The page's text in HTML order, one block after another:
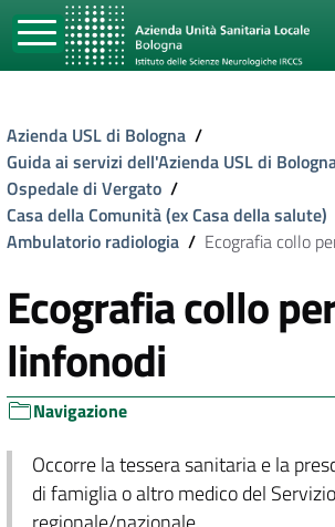
Azienda USL di Bologna /
Guida ai servizi dell'Azienda USL di
Ospedale di Vergato /
Casa della Comunità (ex Casa della salute)
Ambulatorio radiologia / Ecografia collo
Ecografia collo
linfonodi
Navigazione
Occorre la tessera sanitaria e la
di famiglia o altro medico del